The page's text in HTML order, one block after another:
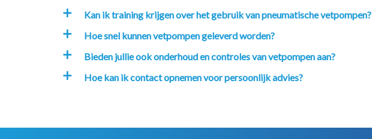
a Kan ik training krijgen over het gebruik van pneumatische vetpompen?
a Hoe snel kunnen vetpompen geleverd worden?
a Bieden jullie ook onderhoud en controles van vetpompen aan?
a Hoe kan ik contact opnemen voor persoonlijk advies?